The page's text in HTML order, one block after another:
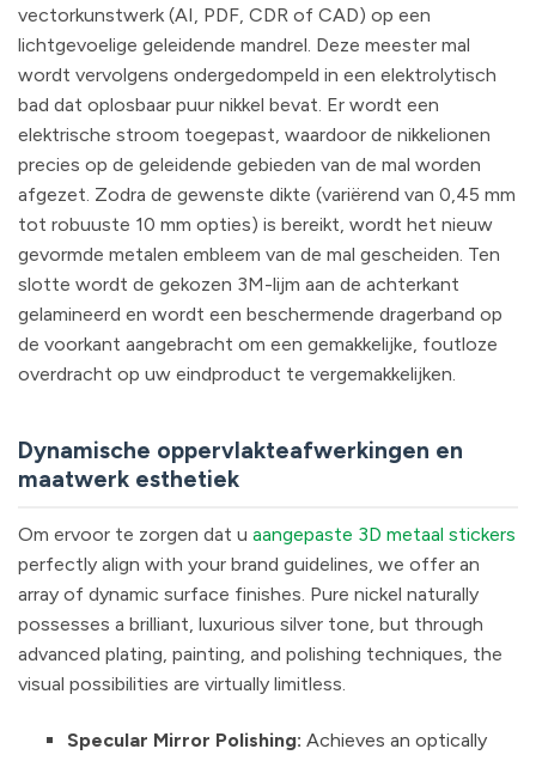
vectorkunstwerk (AI, PDF, CDR of CAD) op een
lichtgevoelige geleidende mandrel. Deze meester mal
wordt vervolgens ondergedompeld in een elektrolytisch
bad dat oplosbaar puur nikkel bevat. Er wordt een
elektrische stroom toegepast, waardoor de nikkelionen
precies op de geleidende gebieden van de mal worden
afgezet. Zodra de gewenste dikte (variërend van 0,45 mm
tot robuuste 10 mm opties) is bereikt, wordt het nieuw
gevormde metalen embleem van de mal gescheiden. Ten
slotte wordt de gekozen 3M-lijm aan de achterkant
gelamineerd en wordt een beschermende dragerband op
de voorkant aangebracht om een gemakkelijke, foutloze
overdracht op uw eindproduct te vergemakkelijken.
Dynamische oppervlakteafwerkingen en
maatwerk esthetiek
Om ervoor te zorgen dat u aangepaste 3D metaal stickers
perfectly align with your brand guidelines, we offer an
array of dynamic surface finishes. Pure nickel naturally
possesses a brilliant, luxurious silver tone, but through
advanced plating, painting, and polishing techniques, the
visual possibilities are virtually limitless.
Specular Mirror Polishing: Achieves an optically